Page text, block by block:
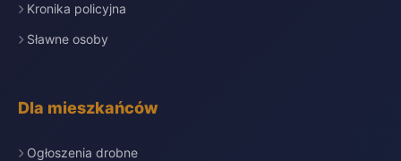
Kronika policyjna
Sławne osoby
Dla mieszkańców
Ogłoszenia drobne